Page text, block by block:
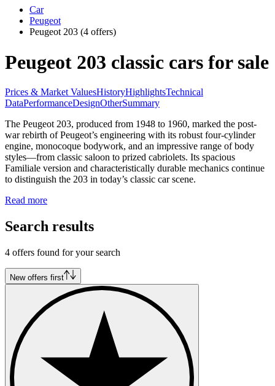
Car
Peugeot
Peugeot 203 (4 offers)
Peugeot 203 classic cars for sale
Prices & Market ValuesHistoryHighlightsTechnical
DataPerformanceDesignOtherSummary
The Peugeot 203, produced from 1948 to 1960, marked the post-
war rebirth of Peugeot’s engineering with its robust four-cylinder
engine, monocoque bodywork, and an impressive range of body
styles—from classic saloon to prized cabriolets. Its spacious
Familiale version and characteristically durable mechanics continue
to distinguish the 203 in today’s classic car scene.
Read more
Search results
4 offers found for your search
New offers first